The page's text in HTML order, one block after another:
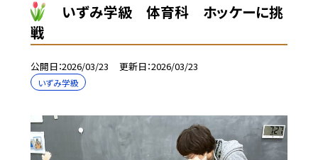
いずみ学級 体育科 ホッケーに挑
戦
公開日 2026/03/23 更新日 2026/03/23
いずみ学級